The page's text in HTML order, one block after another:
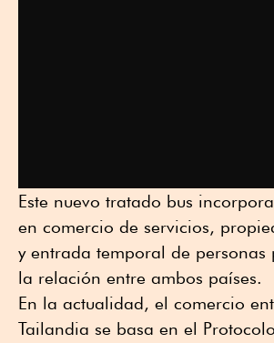
Este nuevo tratado bus
en comercio de servicios,
y entrada temporal de personas
la relación entre ambos países.
En la actualidad, el comercio
Tailandia se basa en el